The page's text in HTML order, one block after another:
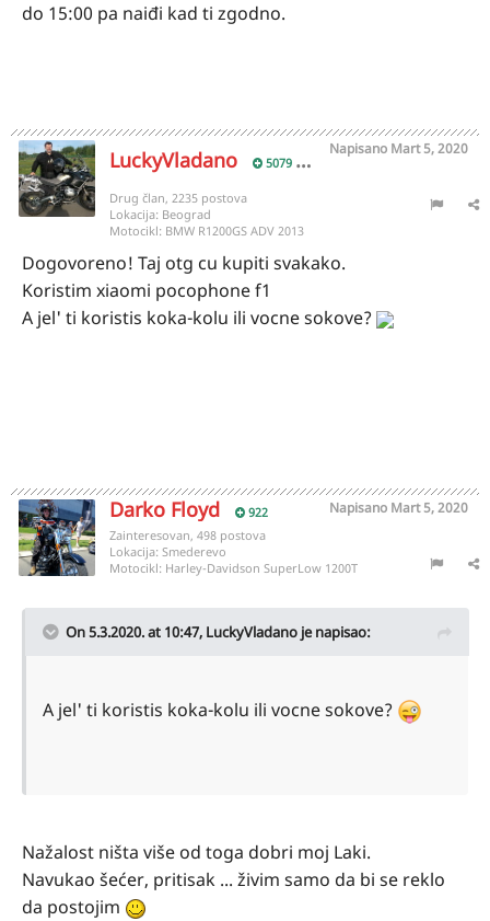
do 15:00 pa naiđi kad ti zgodno.
LuckyVladano 5079
Napisano Mart 5, 2020
Drug član, 2235 postova
Lokacija: Beograd
Motocikl: BMW R1200GS ADV 2013
Dogovoreno! Taj otg cu kupiti svakako.
Koristim xiaomi pocophone f1
A jel' ti koristis koka-kolu ili vocne sokove?
Darko Floyd 922 Napisano Mart 5, 2020
Zainteresovan, 498 postova
Lokacija: Smederevo
Motocikl: Harley-Davidson SuperLow 1200T
On 5.3.2020. at 10:47, LuckyVladano je napisao:
A jel' ti koristis koka-kolu ili vocne sokove?
Nažalost ništa više od toga dobri moj Laki.
Navukao šećer, pritisak ... živim samo da bi se reklo
da postojim